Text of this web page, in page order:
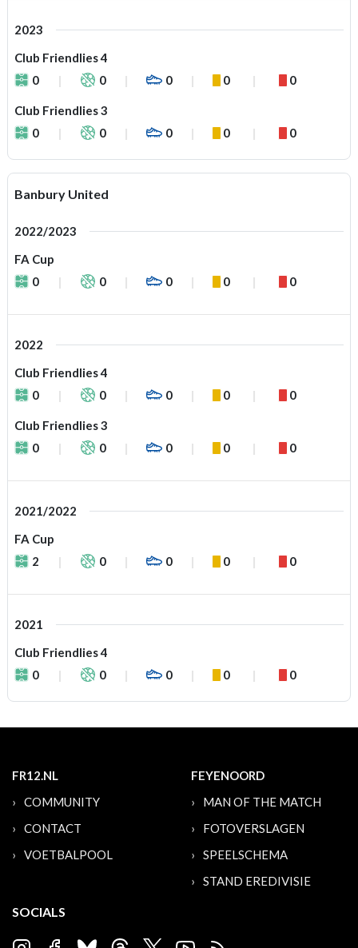
2023
Club Friendlies 4
0
0 0 0 0
Club Friendlies 3
0
0 0 0 0
Banbury United
2022/2023
FA Cup
0
0 0 0 0
2022
Club Friendlies 4
0
0 0 0 0
Club Friendlies 3
0
0 0 0 0
2021/2022
FA Cup
2
0 0 0 0
2021
Club Friendlies 4
0
0 0 0 0
FR12.NL
COMMUNITY
CONTACT
VOETBALPOOL
FEYENOORD
MAN OF THE MATCH
FOTOVERSLAGEN
SPEELSCHEMA
STAND EREDIVISIE
SOCIALS